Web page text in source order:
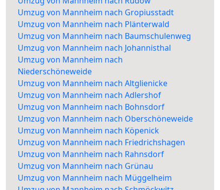
Umzug von Mannheim nach Gropiusstadt
Umzug von Mannheim nach Plänterwald
Umzug von Mannheim nach Baumschulenweg
Umzug von Mannheim nach Johannisthal
Umzug von Mannheim nach
Niederschöneweide
Umzug von Mannheim nach Altglienicke
Umzug von Mannheim nach Adlershof
Umzug von Mannheim nach Bohnsdorf
Umzug von Mannheim nach Oberschöneweide
Umzug von Mannheim nach Köpenick
Umzug von Mannheim nach Friedrichshagen
Umzug von Mannheim nach Rahnsdorf
Umzug von Mannheim nach Grünau
Umzug von Mannheim nach Müggelheim